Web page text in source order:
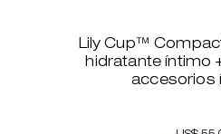
Lily Cup™
hidratante íntimo
accesorios